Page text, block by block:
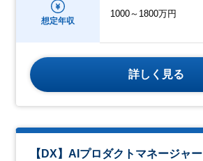
想定年収
1000～1800万円
詳しく見る
【DX】AIプロダクトマネージャー